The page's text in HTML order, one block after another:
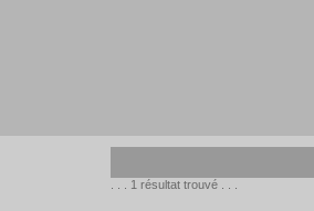
. . . 1 résultat trouvé . . .